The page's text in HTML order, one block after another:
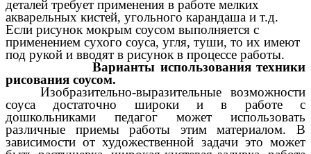
деталей требует применения в работе мелких
акварельных кистей, угольного карандаша и т.д.
Если рисунок мокрым соусом выполняется с
применением сухого соуса, угля, туши, то их имеют
под рукой и вводят в рисунок в процессе работы.
Варианты использования техники
рисования соусом.
Изобразительно-выразительные возможности
соуса достаточно широки и в работе с
дошкольниками педагог может использовать
различные приемы работы этим материалом. В
зависимости от художественной задачи это может